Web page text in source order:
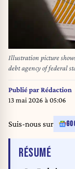
Illustration picture
debt agency of federal
PHOTO HATIM
Publié parRédaction
13 mai 2026 à 05:06
Suis-nous sur
RÉSUMÉDE